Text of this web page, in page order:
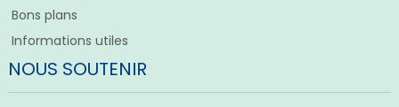
Bons plans
Informations utiles
NOUS SOUTENIR